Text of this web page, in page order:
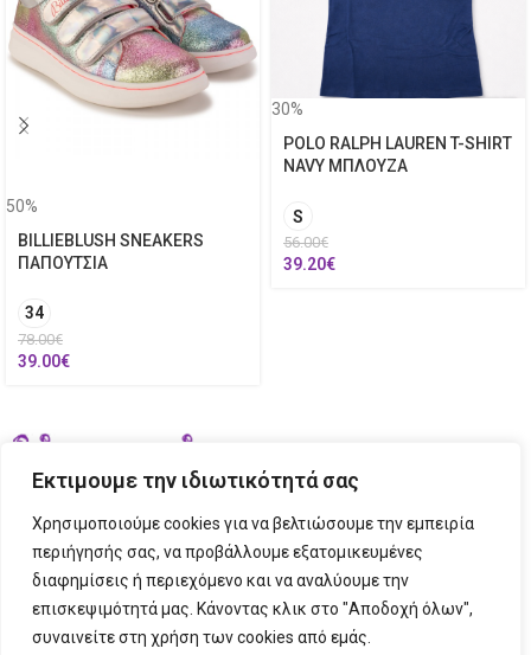
Εκτιμουμε την ιδιωτικότητά σας
Χρησιμοποιούμε cookies για να βελτιώσουμε την εμπειρία
περιήγησής σας, να προβάλλουμε εξατομικευμένες
διαφημίσεις ή περιεχόμενο και να αναλύουμε την
επισκεψιμότητά μας. Κάνοντας κλικ στο "Αποδοχή όλων",
συναινείτε στη χρήση των cookies από εμάς.
50%
BILLIEBLUSH SNEAKERS
ΠΑΠΟΥΤΣΙΑ
34
78.00€
39.00€
30%
POLO RALPH LAUREN T-SHIRT
NAVY ΜΠΛΟΥΖΑ
S
56.00€
39.20€
ΣΤΟΙΧΕΙΑ ΕΠΙΚΟΙΝΩΝΙΑΣ
ΠΛΗΡΟΦΟΡΙΕΣ